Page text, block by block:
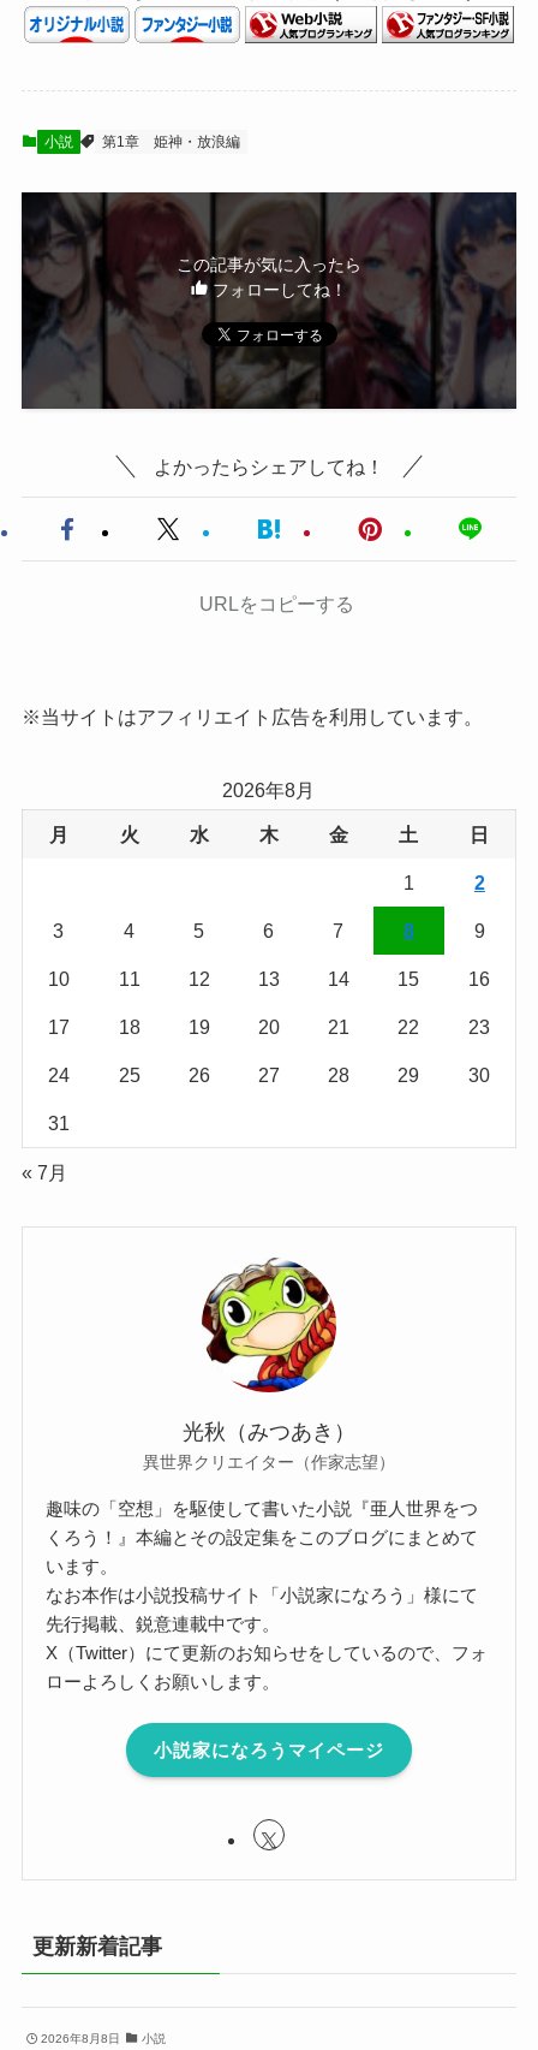
小説 第1章 姫神・放浪編
この記事が気に入ったら
フォローしてね！
よかったらシェアしてね！
URLをコピーする
※当サイトはアフィリエイト広告を利用しています。
2026年8月
月 火 水 木 金 土 日
1 2
3 4 5 6 7 8 9
10 11 12 13 14 15 16
17 18 19 20 21 22 23
24 25 26 27 28 29 30
31
« 7月
光秋（みつあき）
異世界クリエイター（作家志望）
趣味の「空想」を駆使して書いた小説『亜人世界をつ
くろう！』本編とその設定集をこのブログにまとめて
います。
なお本作は小説投稿サイト「小説家になろう」様にて
先行掲載、鋭意連載中です。
X（Twitter）にて更新のお知らせをしているので、フォ
ローよろしくお願いします。
小説家になろうマイページ
更新新着記事
2026年8月8日 小説